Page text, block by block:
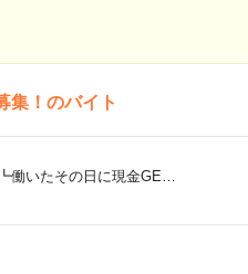
集！のバイト
いたその日に現金GE…